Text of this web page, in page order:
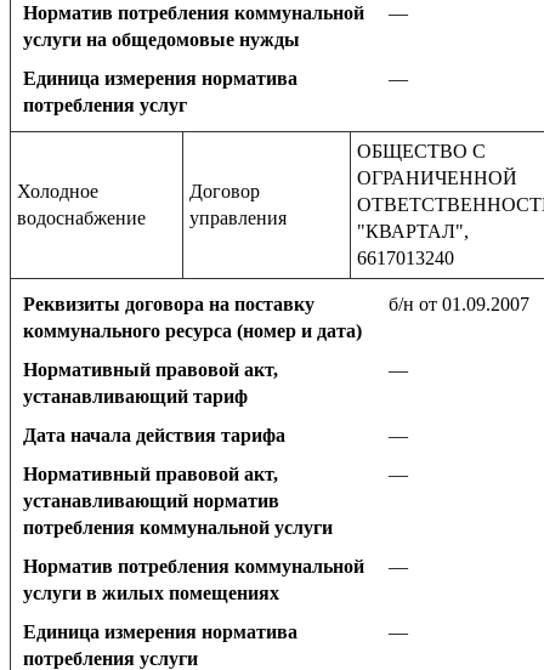
Норматив потребления коммунальной
услуги на общедомовые нужды
—
Единица измерения норматива
потребления услуг
—
Холодное
водоснабжение
Договор
управления
ОБЩЕСТВО С
ОГРАНИЧЕННОЙ
"КВАРТАЛ",
6617013240
Реквизиты договора на поставку
коммунального ресурса (номер и дата)
б/н от 01.09.2007
Нормативный правовой акт,
устанавливающий тариф
—
Дата начала действия тарифа
—
Нормативный правовой акт,
устанавливающий норматив
потребления коммунальной услуги
—
Норматив потребления коммунальной
услуги в жилых помещениях
—
Единица измерения норматива
потребления услуги
—